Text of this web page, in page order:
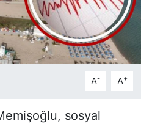
A- A+
sosyal